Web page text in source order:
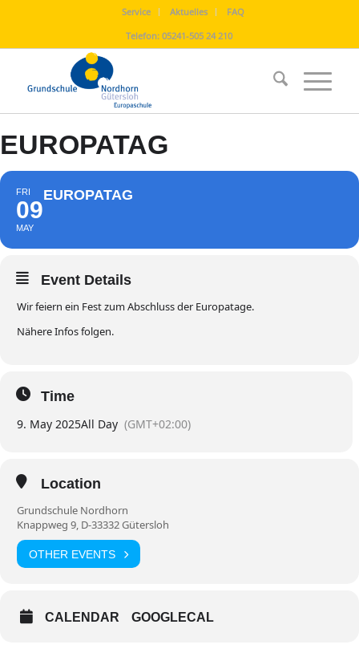
Service Aktuelles
FAQ
Telefon:05241-505 24 210
EUROPATAG
FRI
09
MAY
EUROPATAG
Event Details
Wir feiern ein Fest zum Abschluss der Europatage.
Nähere Infos folgen.
Time
9. May 2025All Day (GMT+02:00)
Location
Grundschule Nordhorn
Knappweg 9, D-33332 Gütersloh
OTHER EVENTS
CALENDAR GOOGLECAL